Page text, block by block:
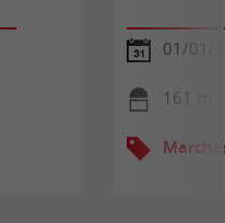
01/01/
161 m